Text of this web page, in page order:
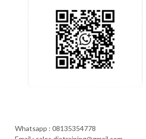
Whatsapp : 08135354778